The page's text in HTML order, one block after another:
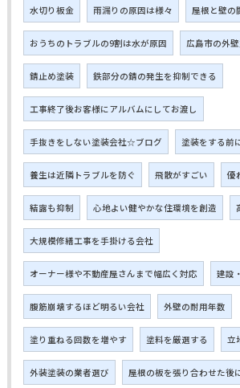
水切り板金 雨漏りの原因は様々 屋根と壁の
おうちのトラブルの9割は水が原因 広島市の外
錆止め塗装 鉄部分の錆の発生を抑制できる
工事終了後お客様にアルバムにしてお渡し
手抜きをしない塗装会社☆ブログ 塗装をする前
養生は近隣トラブルを防ぐ 飛散がすごい 優
結露も抑制 心地よい健やかな住環境を創造
大規模修繕工事を手掛ける会社
オーナー様や不動産屋さんまで幅広く対応 建設
腹筋崩壊するほど明るい会社 外壁の耐用年数
塗り重ねる回数を増やす 塗料を厳選する 立
外装塗装の業者選び 屋根の板を張り合わせた後